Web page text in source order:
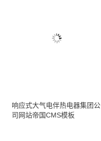
响应式大气电伴热电器集团公
司网站帝国CMS模板